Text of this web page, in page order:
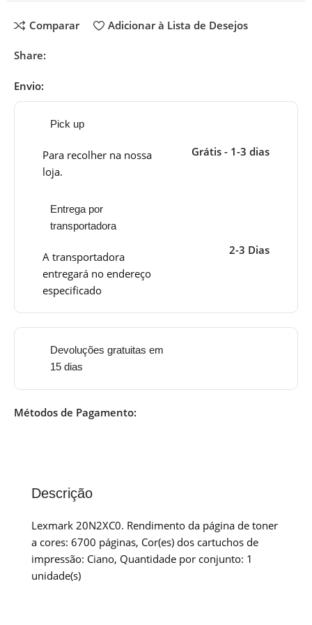
Comparar Adicionar à Lista de Desejos
Share:
Envio:
Pick up
Para recolher na nossa
loja.
Grátis - 1-3 dias
Entrega por
transportadora
A transportadora
entregará no endereço
especificado
2-3 Dias
Devoluções gratuitas em
15 dias
Métodos de Pagamento:
Descrição
Lexmark 20N2XC0. Rendimento da página de toner
a cores: 6700 páginas, Cor(es) dos cartuchos de
impressão: Ciano, Quantidade por conjunto: 1
unidade(s)